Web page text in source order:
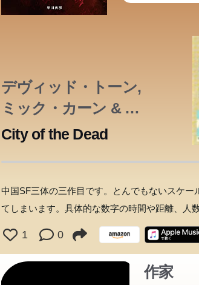
この本のあらすじは準備中です。Amazonで読
デヴィッド・トーン,
ミック・カーン & テ
リー・ボジオ
City of the Dead
中国SF三体の三作目です。とんでもないスケー
てしまいます。具体的な数字の時間や距離、人
1 0
作家